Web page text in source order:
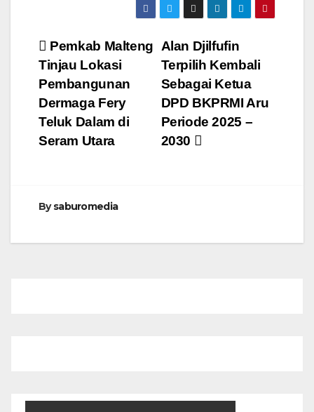
Navigasi
pos
Alan Djilfufin
Terpilih Kembali
Sebagai Ketua
DPD BKPRMI Aru
Periode 2025 –
2030
Pemkab Malteng
Tinjau Lokasi
Pembangunan
Dermaga Fery
Teluk Dalam di
Seram Utara
Bysaburomedia